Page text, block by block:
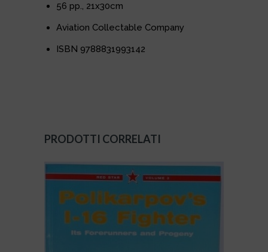
56 pp., 21x30cm
Aviation Collectable Company
ISBN 9788831993142
PRODOTTI CORRELATI